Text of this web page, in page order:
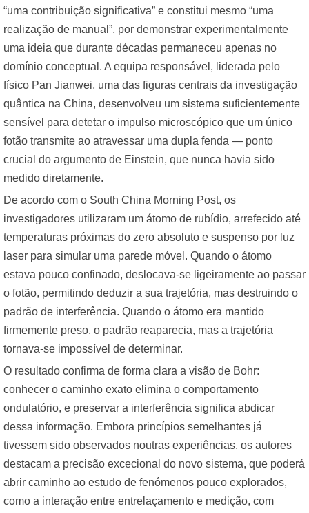
“uma contribuição significativa” e constitui mesmo “uma
realização de manual”, por demonstrar experimentalmente
uma ideia que durante décadas permaneceu apenas no
domínio conceptual. A equipa responsável, liderada pelo
físico Pan Jianwei, uma das figuras centrais da investigação
quântica na China, desenvolveu um sistema suficientemente
sensível para detetar o impulso microscópico que um único
fotão transmite ao atravessar uma dupla fenda — ponto
crucial do argumento de Einstein, que nunca havia sido
medido diretamente.
De acordo com o South China Morning Post, os
investigadores utilizaram um átomo de rubídio, arrefecido até
temperaturas próximas do zero absoluto e suspenso por luz
laser para simular uma parede móvel. Quando o átomo
estava pouco confinado, deslocava-se ligeiramente ao passar
o fotão, permitindo deduzir a sua trajetória, mas destruindo o
padrão de interferência. Quando o átomo era mantido
firmemente preso, o padrão reaparecia, mas a trajetória
tornava-se impossível de determinar.
O resultado confirma de forma clara a visão de Bohr:
conhecer o caminho exato elimina o comportamento
ondulatório, e preservar a interferência significa abdicar
dessa informação. Embora princípios semelhantes já
tivessem sido observados noutras experiências, os autores
destacam a precisão excecional do novo sistema, que poderá
abrir caminho ao estudo de fenómenos pouco explorados,
como a interação entre entrelaçamento e medição, com